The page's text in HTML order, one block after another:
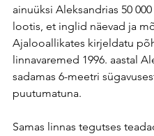
ainuüksi Aleksandrias 50
lootis, et inglid näevad ja
Ajalooallikates kirjeldatu
linnavaremed 1996. aastal
sadamas 6-meetri
puutumatuna.
Samas linnas tegutses